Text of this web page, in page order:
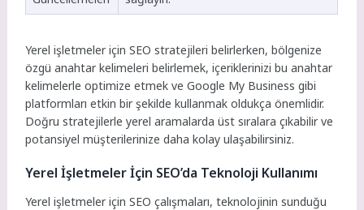
Yerel işletmeler için SEO stratejileri belirlerken, bölgenize
özgü anahtar kelimeleri belirlemek, içeriklerinizi bu anahtar
kelimelerle optimize etmek ve Google My Business gibi
platformları etkin bir şekilde kullanmak oldukça önemlidir.
Doğru stratejilerle yerel aramalarda üst sıralara çıkabilir ve
potansiyel müşterilerinize daha kolay ulaşabilirsiniz.
Yerel İşletmeler İçin SEO’da Teknoloji Kullanımı
Yerel işletmeler için SEO çalışmaları, teknolojinin sunduğu